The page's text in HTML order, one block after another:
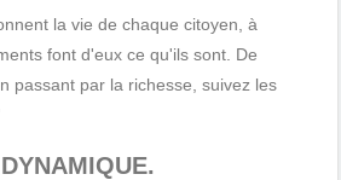
la vie de chaque citoyen, à
font d'eux ce qu'ils sont. De
passant par la richesse, suivez les